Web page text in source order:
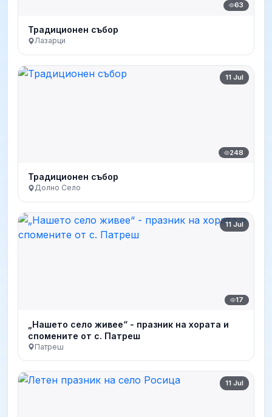
63
Традиционен събор
Лазарци
11 Jul
248
Традиционен събор
Долно Село
11 Jul
17
„Нашето село живее“ - празник на хората и
спомените от с. Патреш
Патреш
11 Jul